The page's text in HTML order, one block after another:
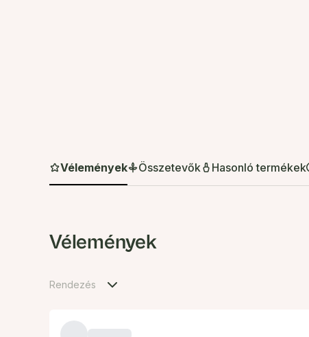
Vélemények Összetevők Hasonló termékek
Vélemények
Rendezés